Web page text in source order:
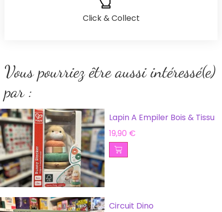
Click & Collect
Vous pourriez être aussi intéressé(e)
par :
Lapin A Empiler Bois & Tissu
19,90 €
Circuit Dino